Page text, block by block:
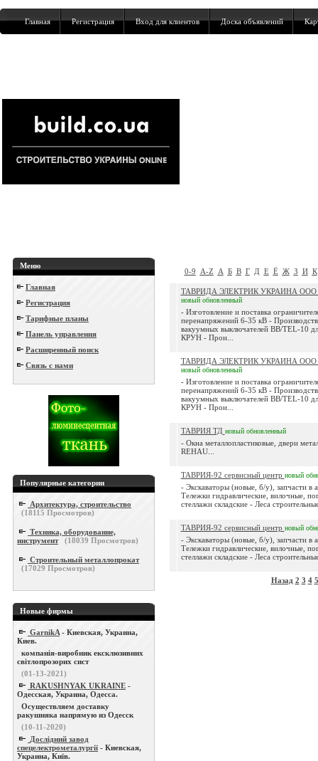
Главная Регистрация Вход для клиентов Доска объявлений
Меню
Главная
Регистрация
Тарифные планы
Панель управления
Расширенный поиск
Связь с нами
Популярные категории
Архитектура, строительство
(18115 Просмотров)
Техника, оборудование,
инструмент
(18039 Просмотров)
Строительный металлопрокат
(17029 Просмотров)
Новые фирмы
GarnikA - Киевская, Украина,
Киев.
компанія-виробник ексклюзивних
світлопрозорих сист
(01-13-2021)
RAKUSHNYAK UKRAINE -
Одесская, Украина, Одесса.
Осуществляем доставку
ракушняка напрямую из Одесск
(10-11-2020)
Дослідний завод
спецелектрометалургії - Киевская,
Украина, Київ.
0-9 A-Z А Б В Г Д Е Ё Ж З И К
ТАВРИДА ЭЛЕКТРИК УКРАИНА ООО
новый обновленный
- Изготовление и поставка
перенапряжений 6-35 кВ -
вакуумных выключателей BB/TEL-10
КРУН - Прои...
ТАВРИДА ЭЛЕКТРИК УКРАИНА ООО
новый обновленный
- Изготовление и поставка
перенапряжений 6-35 кВ -
вакуумных выключателей BB/TEL-10
КРУН - Прои...
ТАВРИЯ ТД новый обновленный
- Окна металлопластиковые, двери
REHAU...
ТАВРИЯ-92 сервисный центр новый
- Экскаваторы (новые, б/у), запчасти в
Тележки гидравлические, вилочные,
стеллажи складские - Леса
ТАВРИЯ-92 сервисный центр новый
- Экскаваторы (новые, б/у), запчасти в
Тележки гидравлические, вилочные,
стеллажи складские - Леса
Назад 2 3 4 5